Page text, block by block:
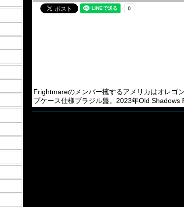
Frightmareのメンバー擁するアメリカはオレゴ
プケース仕様ブラジル盤。2023年Old Shadows